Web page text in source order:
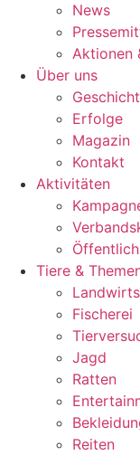
News
Aktionen
Über uns
Erfolge
Magazin
Kontakt
Aktivitäten
Tiere &
Fischerei
Jagd
Ratten
Reiten